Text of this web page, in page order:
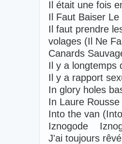
Il était une fois
Il Faut Baiser
Il faut prendre
volages (Il Ne
Canards
Il y a
Il y a rapport
In glory holes
In Laure
Into the van
Iznogode
J'ai toujours